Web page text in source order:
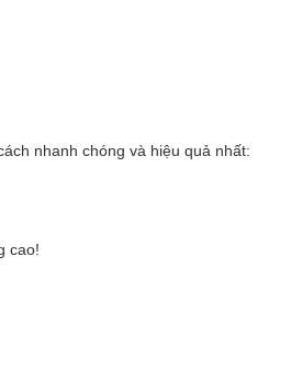
nhanh chóng và hiệu quả nhất:
cao!